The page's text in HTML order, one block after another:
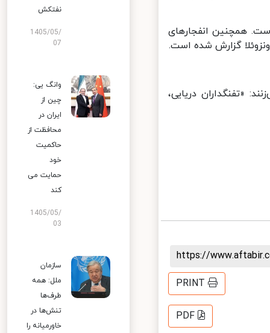
همچنین انفجارهای
گزارش شده است.
«تفنگداران دریایی،
https://
PRINT
PDF
نفتکش
1405/05/
07
وانگ یی:
چین از
ایران در
محافظت از
حاکمیت
خود
حمایت می
کند
1405/05/
03
سازمان
ملل: همه
طرف‌ها
تنش‌ها در
خاورمیانه را